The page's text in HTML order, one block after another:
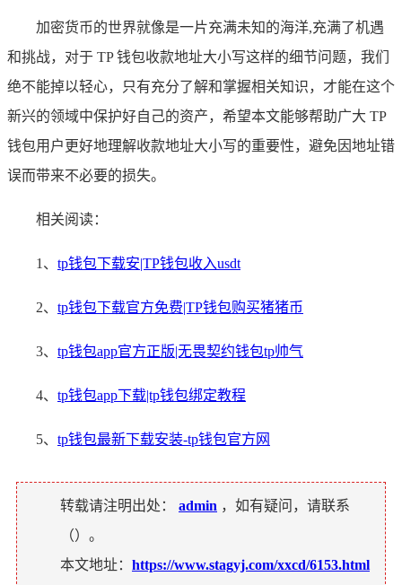
加密货币的世界就像是一片充满未知的海洋,充满了机遇
和挑战，对于 TP 钱包收款地址大小写这样的细节问题，我们
绝不能掉以轻心，只有充分了解和掌握相关知识，才能在这个
新兴的领域中保护好自己的资产，希望本文能够帮助广大 TP
钱包用户更好地理解收款地址大小写的重要性，避免因地址错
误而带来不必要的损失。
相关阅读：
1、 tp钱包下载安|TP钱包收入usdt
2、 tp钱包下载官方免费|TP钱包购买猪猪币
3、 tp钱包app官方正版|无畏契约钱包tp帅气
4、 tp钱包app下载|tp钱包绑定教程
5、 tp钱包最新下载安装-tp钱包官方网
转载请注明出处： admin ，如有疑问，请联系
（）。
本文地址： https://www.stagyj.com/xxcd/6153.html